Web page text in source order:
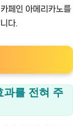
페인 아메리카노를
다.
과를 전혀 주